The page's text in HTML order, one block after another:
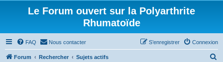
Le Forum ouvert sur la Polyarthrite
Rhumatoïde
FAQ Nous contacter Connexion
S’enregistrer
Forum Rechercher Sujets actifs